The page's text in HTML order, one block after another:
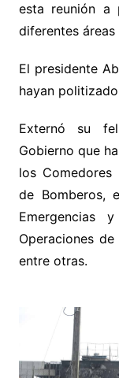
esta reunión a
diferentes
El presidente
hayan
Externó su
Gobierno que
los Comedores
de Bomberos,
Emergencias
Operaciones
entre otras.